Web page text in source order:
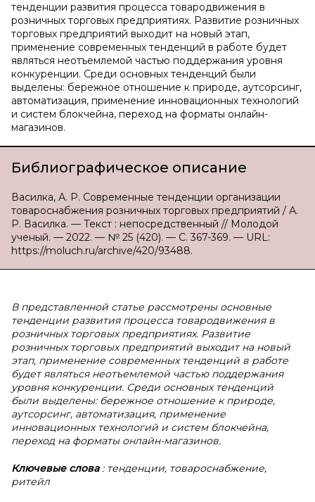
тенденции развития процесса товародвижения в
розничных торговых предприятиях. Развитие розничных
торговых предприятий выходит на новый этап,
применение современных тенденций в работе будет
являться неотъемлемой частью поддержания уровня
конкуренции. Среди основных тенденций были
выделены: бережное отношение к природе, аутсорсинг,
автоматизация, применение инновационных технологий
и систем блокчейна, переход на форматы онлайн-
магазинов.
Библиографическое описание
Василка, А. Р. Современные тенденции организации
товароснабжения розничных торговых предприятий / А.
Р. Василка. — Текст : непосредственный // Молодой
ученый. — 2022. — № 25 (420). — С. 367-369. — URL:
https://moluch.ru/archive/420/93488.
В представленной статье рассмотрены основные
тенденции развития процесса товародвижения в
розничных торговых предприятиях. Развитие
розничных торговых предприятий выходит на новый
этап, применение современных тенденций в работе
будет являться неотъемлемой частью поддержания
уровня конкуренции. Среди основных тенденций
были выделены: бережное отношение к природе,
аутсорсинг, автоматизация, применение
инновационных технологий и систем блокчейна,
переход на форматы онлайн-магазинов.
Ключевые слова : тенденции, товароснабжение,
ритейл